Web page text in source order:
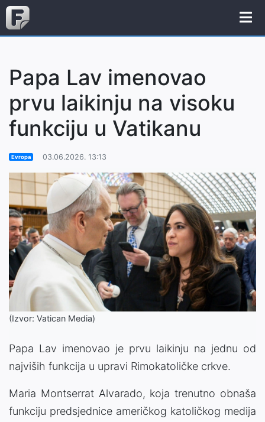
Papa Lav imenovao
prvu laikinju na visoku
funkciju u Vatikanu
Evropa 03.06.2026. 13:13
(Izvor: Vatican Media)
Papa Lav imenovao je prvu laikinju na jednu od
najviših funkcija u upravi Rimokatoličke crkve.
Maria Montserrat Alvarado, koja trenutno obnaša
funkciju predsjednice američkog katoličkog medija